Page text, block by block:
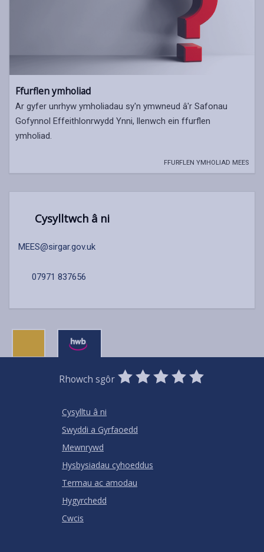
Ffurflen ymholiad
Ar gyfer unrhyw ymholiadau sy'n ymwneud â'r Safonau
Gofynnol Effeithlonrwydd Ynni, llenwch ein ffurflen
ymholiad.
FFURFLEN YMHOLIAD MEES
Cysylltwch â ni
MEES@sirgar.gov.uk
07971 837656
Rhowch sgôr
0
Stars
1
Star
2
Stars
3
Stars
4
Stars
5
Stars
Cysylltu â ni
Swyddi a Gyrfaoedd
Mewnrywd
Hysbysiadau cyhoeddus
Termau ac amodau
Hygyrchedd
Cwcis